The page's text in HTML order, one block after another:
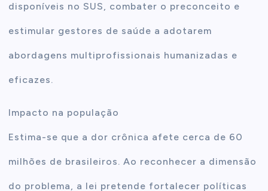
disponíveis no SUS, combater o preconceito e
estimular gestores de saúde a adotarem
abordagens multiprofissionais humanizadas e
eficazes.
Impacto na população
Estima-se que a dor crônica afete cerca de 60
milhões de brasileiros. Ao reconhecer a dimensão
do problema, a lei pretende fortalecer políticas